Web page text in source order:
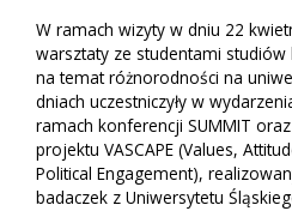
W ramach wizyty w dniu 22
warsztaty ze studentami studiów
na temat różnorodności na
dniach uczestniczyły w
ramach konferencji SUMMIT
projektu VASCAPE (Values,
Political Engagement),
badaczek z Uniwersytetu